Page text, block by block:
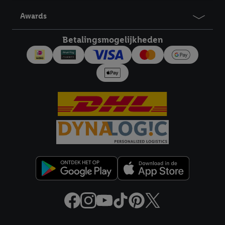
Awards
Betalingsmogelijkheden
tonen. Voor dit doel kan jouw gehashte e-mailadres ook worden
samengevoegd met andere identifiers of met identifiers die
door Criteo S.A. aan jou zijn toegewezen.
Als je hiervoor toestemming geeft, dan kunnen retargeting
advertenties worden weergegeven voor producten waarin je
eerder interesse hebt getoond (bijvoorbeeld door het product
in een winkelmandje van een online winkel te plaatsen maar het
niet te kopen). De retargeting advertenties kunnen op
verschillende eindapparaten en binnen verschillende Lidl-
diensten worden weergegeven, als verschillende eindapparaten
en Lidl-diensten, met behulp van jouw gehashte e-mailadres en
Criteo S.A. beschikt, aan jou kunnen worden toegewezen.
Onder "Aanpassen" kun je aangeven met welke cookies en
je instemt. Verder kan je er meer informatie vinden over de